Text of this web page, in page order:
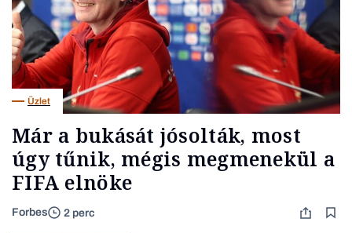
Üzlet
Már a bukását jósolták, most
úgy tűnik, mégis megmenekül a
FIFA elnöke
Forbes 2 perc